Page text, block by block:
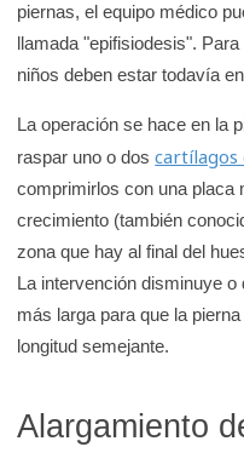
piernas, el equipo médico
llamada "epifisiodesis".
niños deben estar todavía
La operación se hace en la
raspar uno o dos
comprimirlos con una placa
crecimiento (también
zona que hay al final del
La intervención disminuye
más larga para que la
longitud semejante.
Alargamiento